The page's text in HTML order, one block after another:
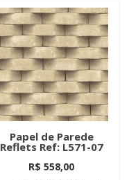
Papel de Parede
Reflets Ref: L571-07
R$ 558,00